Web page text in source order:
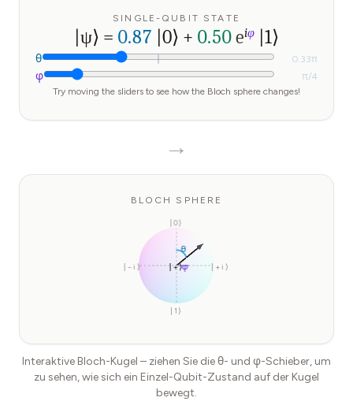
Unsere Geschichte
Unser Team
SINGLE-QUBIT STATE
|ψ⟩ = 0.87 |0⟩ + 0.50eiφ |1⟩
θ 0.33π
φ
π/4
Try moving the sliders to see how the Bloch sphere changes!
→
BLOCH SPHERE
|+⟩
|−⟩ |+i⟩
|−i⟩
|0⟩
|1⟩
φ
θ
Interaktive Bloch-Kugel – ziehen Sie die θ- und φ-Schieber, um
zu sehen, wie sich ein Einzel-Qubit-Zustand auf der Kugel
bewegt.